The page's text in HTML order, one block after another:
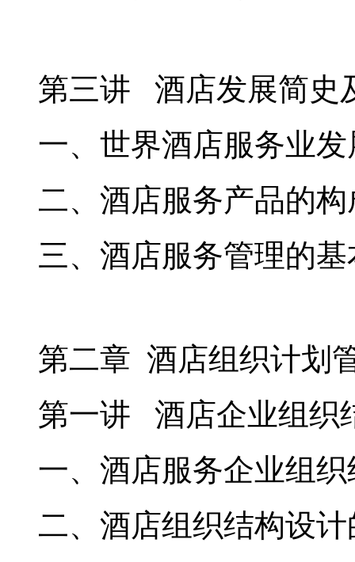
第三讲 酒店发展简史
一、世界酒店服务业
二、酒店服务产品的构
三、酒店服务管理的
第二章 酒店组织计划
第一讲 酒店企业组织
一、酒店服务企业组
二、酒店组织结构设